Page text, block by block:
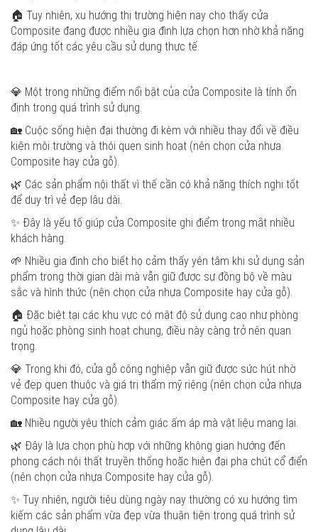
🏠 Tuy nhiên, xu hướng thị trường hiện nay cho thấy cửa
Composite đang được nhiều gia đình lựa chọn hơn nhờ khả năng
đáp ứng tốt các yêu cầu sử dụng thực tế.
💎 Một trong những điểm nổi bật của cửa Composite là tính ổn
định trong quá trình sử dụng.
🏡 Cuộc sống hiện đại thường đi kèm với nhiều thay đổi về điều
kiện môi trường và thói quen sinh hoạt (nên chọn cửa nhựa
Composite hay cửa gỗ).
🌿 Các sản phẩm nội thất vì thế cần có khả năng thích nghi tốt
để duy trì vẻ đẹp lâu dài.
✨ Đây là yếu tố giúp cửa Composite ghi điểm trong mắt nhiều
khách hàng.
🌱 Nhiều gia đình cho biết họ cảm thấy yên tâm khi sử dụng sản
phẩm trong thời gian dài mà vẫn giữ được sự đồng bộ về màu
sắc và hình thức (nên chọn cửa nhựa Composite hay cửa gỗ).
🏠 Đặc biệt tại các khu vực có mật độ sử dụng cao như phòng
ngủ hoặc phòng sinh hoạt chung, điều này càng trở nên quan
trọng.
💎 Trong khi đó, cửa gỗ công nghiệp vẫn giữ được sức hút nhờ
vẻ đẹp quen thuộc và giá trị thẩm mỹ riêng (nên chọn cửa nhựa
Composite hay cửa gỗ).
🏡 Nhiều người yêu thích cảm giác ấm áp mà vật liệu mang lại.
🌿 Đây là lựa chọn phù hợp với những không gian hướng đến
phong cách nội thất truyền thống hoặc hiện đại pha chút cổ điển
(nên chọn cửa nhựa Composite hay cửa gỗ).
✨ Tuy nhiên, người tiêu dùng ngày nay thường có xu hướng tìm
kiếm các sản phẩm vừa đẹp vừa thuận tiện trong quá trình sử